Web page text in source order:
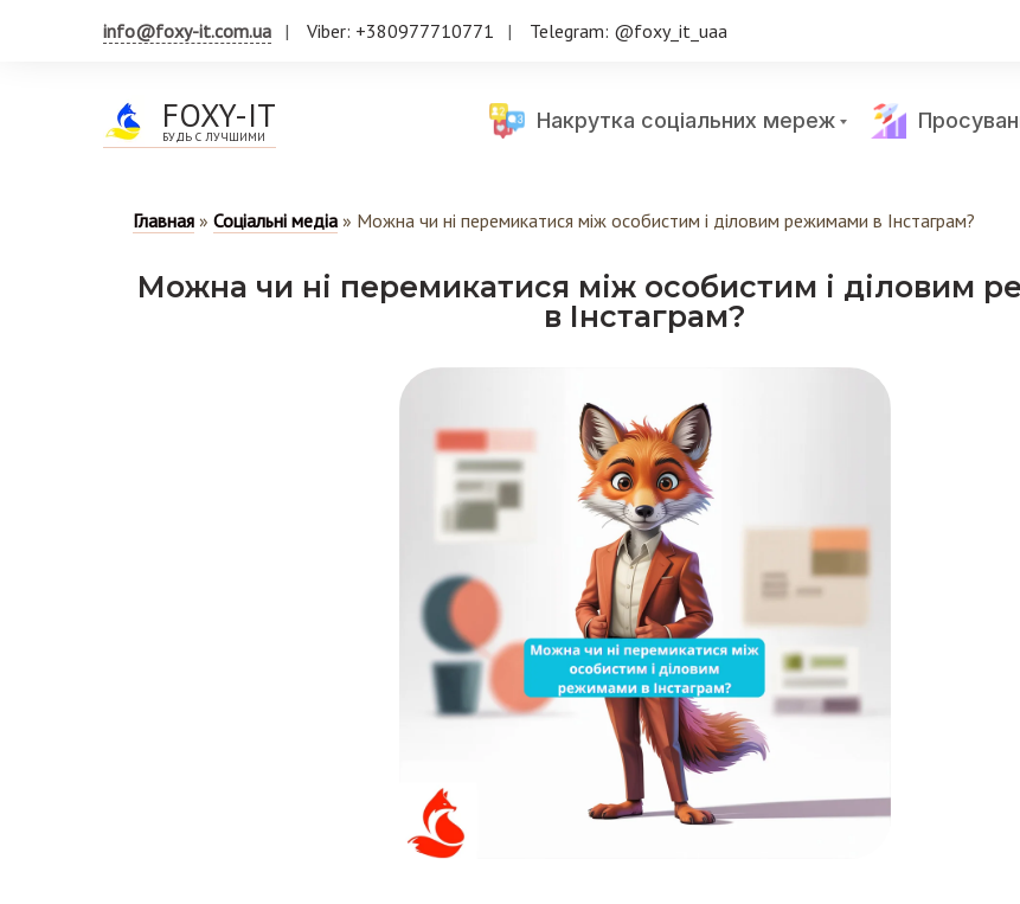
info@foxy-it.com.ua Viber: +380977710771 Telegram: @foxy_it_uaa
FOXY-IT
БУДЬ С ЛУЧШИМИ
Накрутка соціальних мереж
Главная » Соціальні медіа » Можна чи ні перемикатися між особистим і діловим режимами в Інстаграм?
Можна чи ні перемикатися між особистим і діловим
в Інстаграм?